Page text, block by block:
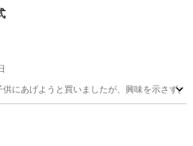
にあげようと買いましたが、興味を示さず